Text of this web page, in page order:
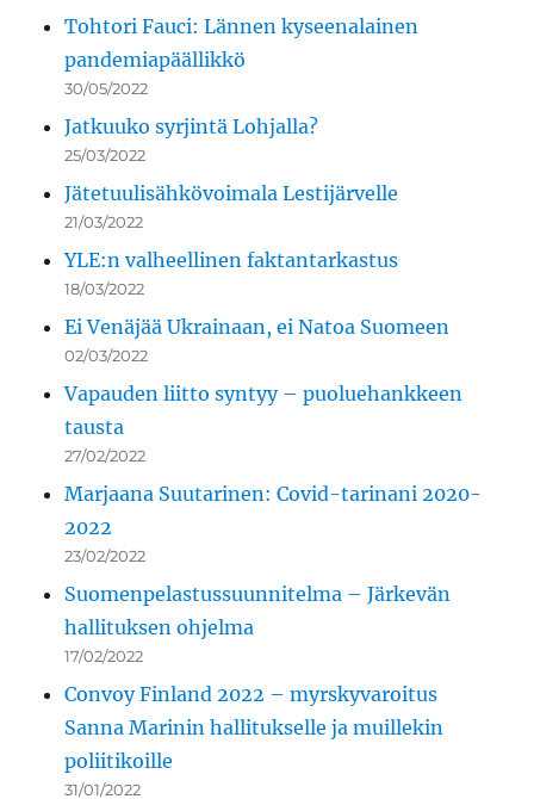
Tohtori Fauci: Lännen kyseenalainen
pandemiapäällikkö
30/05/2022
Jatkuuko syrjintä Lohjalla?
25/03/2022
Jätetuulisähkövoimala Lestijärvelle
21/03/2022
YLE:n valheellinen faktantarkastus
18/03/2022
Ei Venäjää Ukrainaan, ei Natoa Suomeen
02/03/2022
Vapauden liitto syntyy – puoluehankkeen
tausta
27/02/2022
Marjaana Suutarinen: Covid-tarinani 2020-
2022
23/02/2022
Suomenpelastussuunnitelma – Järkevän
hallituksen ohjelma
17/02/2022
Convoy Finland 2022 – myrskyvaroitus
Sanna Marinin hallitukselle ja muillekin
poliitikoille
31/01/2022